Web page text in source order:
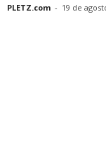
PLETZ.com - 19 de